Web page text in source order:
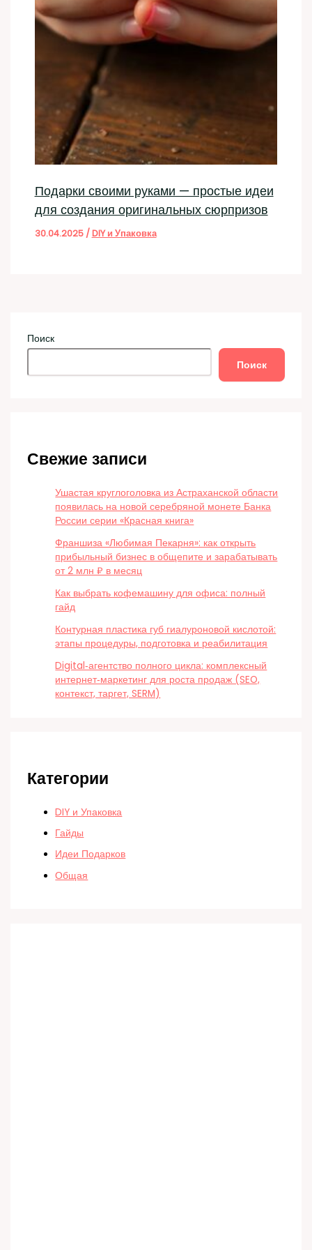
Подарки своими руками — простые идеи
для создания оригинальных сюрпризов
30.04.2025 /DIY и Упаковка
Поиск
Поиск
Свежие записи
Ушастая круглоголовка из Астраханской области
появилась на новой серебряной монете Банка
России серии «Красная книга»
Франшиза «Любимая Пекарня»: как открыть
прибыльный бизнес в общепите и зарабатывать
от 2 млн ₽ в месяц
Как выбрать кофемашину для офиса: полный
гайд
Контурная пластика губ гиалуроновой кислотой:
этапы процедуры, подготовка и реабилитация
Digital‑агентство полного цикла: комплексный
интернет‑маркетинг для роста продаж (SEO,
контекст, таргет, SERM)
Категории
DIY и Упаковка
Гайды
Идеи Подарков
Общая